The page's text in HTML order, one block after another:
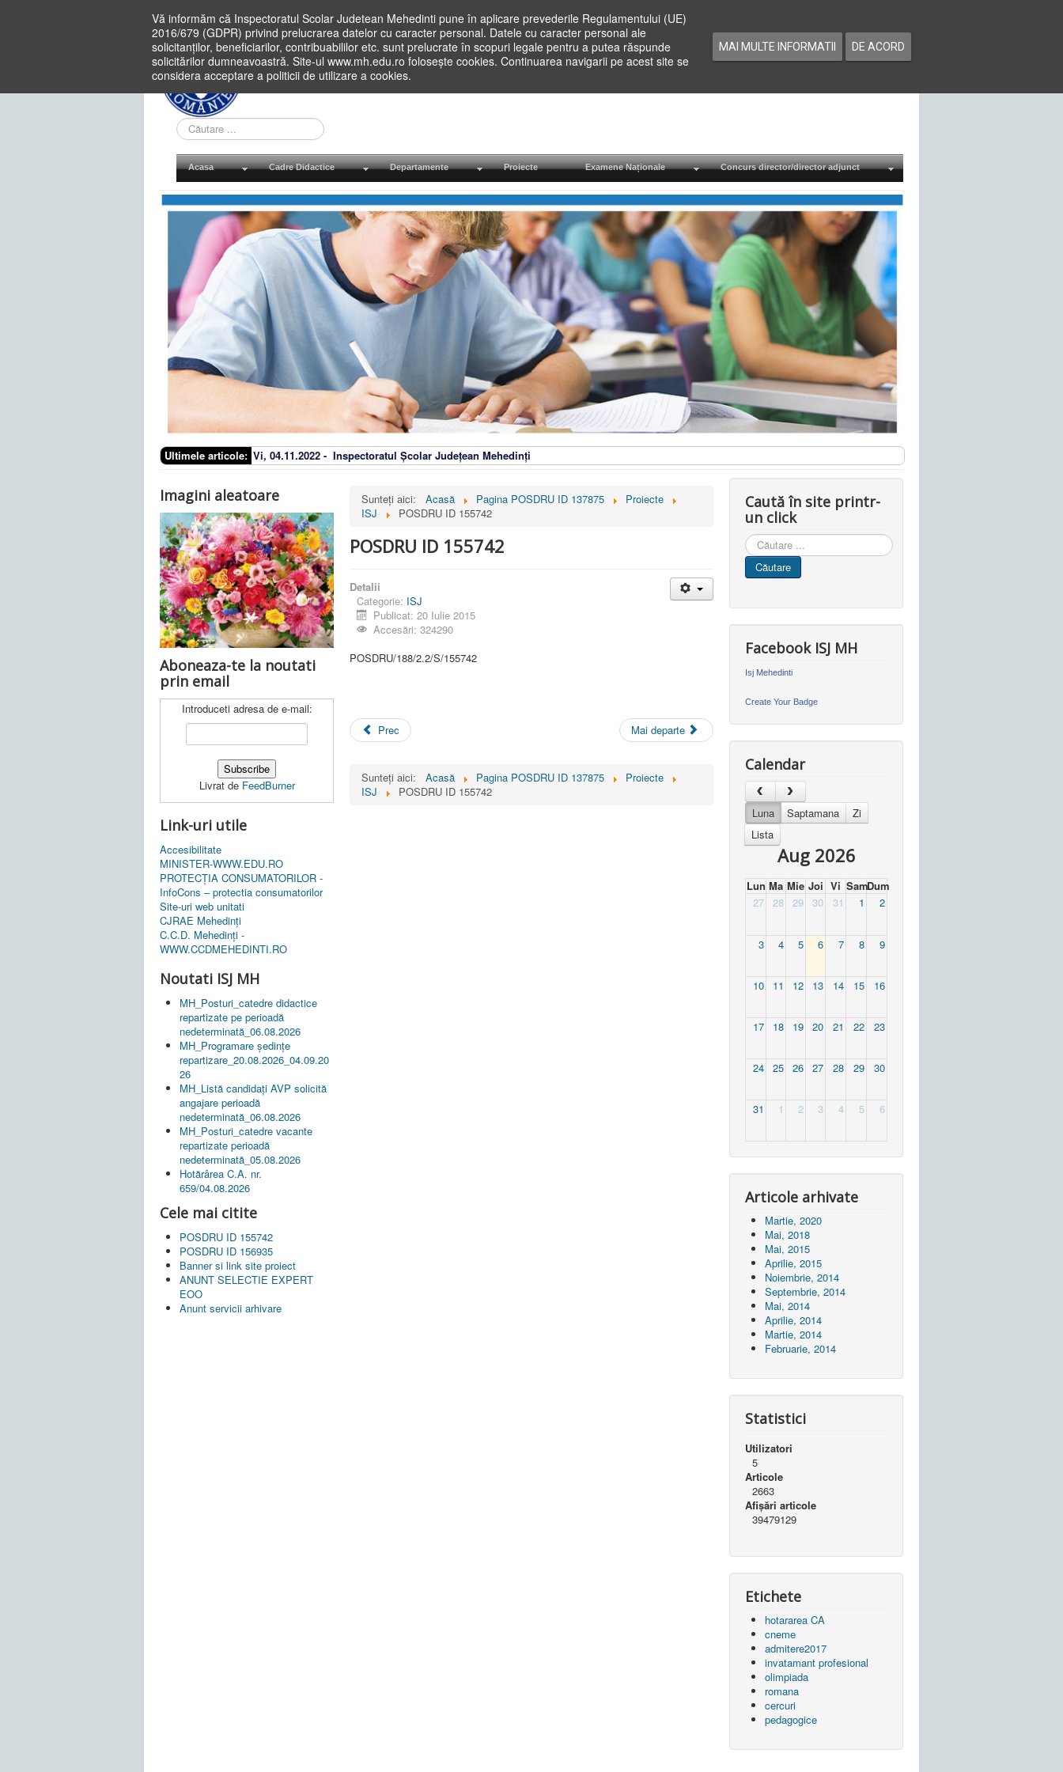
Vă informăm că Inspectoratul Scolar Judetean Mehedinti pune în aplicare prevederile Regulamentului (UE)
2016/679 (GDPR) privind prelucrarea datelor cu caracter personal. Datele cu caracter personal ale
solicitanților, beneficiarilor, contribuabililor etc. sunt prelucrate în scopuri legale pentru a putea răspunde
solicitărilor dumneavoastră. Site-ul www.mh.edu.ro folosește cookies. Continuarea navigarii pe acest site se
considera acceptare a politicii de utilizare a cookies.
MAI MULTE INFORMATII DE ACORD
Cauta
in
site
Acasa Cadre Didactice Departamente Proiecte Examene Naționale Concurs director/director adjunct
Ultimele articole: Vi, 04.11.2022 - Inspectoratul Școlar Județean Mehedinți
Imagini aleatoare
Aboneaza-te la noutati
prin email
Introduceti adresa de e-mail:
Livrat de FeedBurner
Link-uri utile
Accesibilitate
MINISTER-WWW.EDU.RO
PROTECȚIA CONSUMATORILOR -
InfoCons – protectia consumatorilor
Site-uri web unitati
CJRAE Mehedinți
C.C.D. Mehedinţi -
WWW.CCDMEHEDINTI.RO
Noutati ISJ MH
MH_Posturi_catedre didactice
repartizate pe perioadă
nedeterminată_06.08.2026
MH_Programare ședințe
repartizare_20.08.2026_04.09.20
26
MH_Listă candidați AVP solicită
angajare perioadă
nedeterminată_06.08.2026
MH_Posturi_catedre vacante
repartizate perioadă
nedeterminată_05.08.2026
Hotărârea C.A. nr.
659/04.08.2026
Cele mai citite
POSDRU ID 155742
POSDRU ID 156935
Banner si link site proiect
ANUNT SELECTIE EXPERT
EOO
Anunt servicii arhivare
Sunteți aici: Acasă Pagina POSDRU ID 137875
Proiecte
ISJ
POSDRU ID 155742
POSDRU ID 155742
Detalii
Categorie: ISJ
Publicat: 20 Iulie 2015
Accesări: 324290
POSDRU/188/2.2/S/155742
Prec Mai departe
Sunteți aici: Acasă Pagina POSDRU ID 137875
Proiecte
ISJ
POSDRU ID 155742
Caută în site printr-
un click
Cauta
in
site
Căutare
Facebook ISJ MH
Isj Mehedinti
Create Your Badge
Calendar
Luna Saptamana
Zi
Lista
Aug 2026
Lun Ma Mie Joi Vi SamDum
27
28 29 30 31 1 2
3 4 5 6 7 8 9
10 11 12 13 14 15 16
17 18 19 20 21 22 23
24 25 26 27 28 29 30
31 1 2 3 4 5 6
Articole arhivate
Martie, 2020
Mai, 2018
Mai, 2015
Aprilie, 2015
Noiembrie, 2014
Septembrie, 2014
Mai, 2014
Aprilie, 2014
Martie, 2014
Februarie, 2014
Statistici
Utilizatori
5
Articole
2663
Afișări articole
39479129
Etichete
hotararea CA
cneme
admitere2017
invatamant profesional
olimpiada
romana
cercuri
pedagogice